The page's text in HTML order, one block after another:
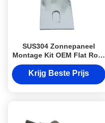
SUS304 Zonnepaneel
Montage Kit OEM Flat Roof
Zonnepaneel Kit
Krijg Beste Prijs